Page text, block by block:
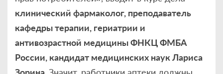
клинический фармаколог, преподаватель
кафедры терапии, гериатрии и
антивозрастной медицины ФНКЦ ФМБА
России, кандидат медицинских наук Лариса